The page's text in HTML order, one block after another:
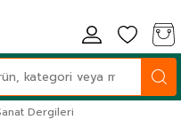
Dergileri